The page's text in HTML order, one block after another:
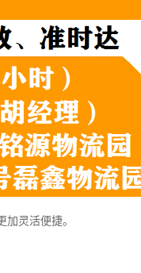
灵活便捷。